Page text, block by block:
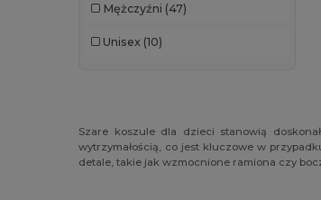
Mężczyźni (47)
Unisex (10)
Szare koszule dla dzieci stanowią
wytrzymałością, co jest kluczowe w
detale, takie jak wzmocnione ramiona czy